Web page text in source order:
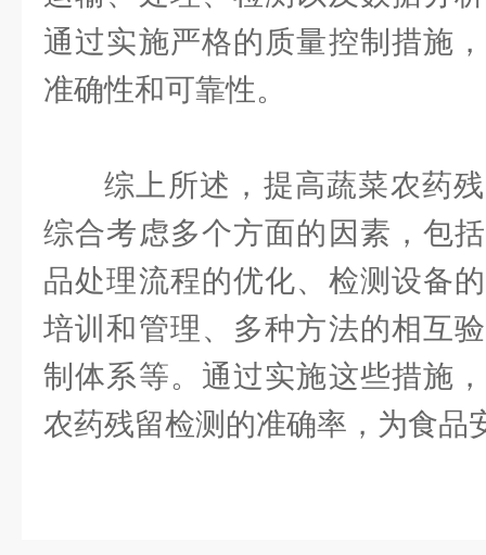
通过实施严格的质量控制措施
准确性和可靠性。
综上所述，提高蔬菜农药
综合考虑多个方面的因素，包
品处理流程的优化、检测设备
培训和管理、多种方法的相互
制体系等。通过实施这些措施
农药残留检测的准确率，为食品